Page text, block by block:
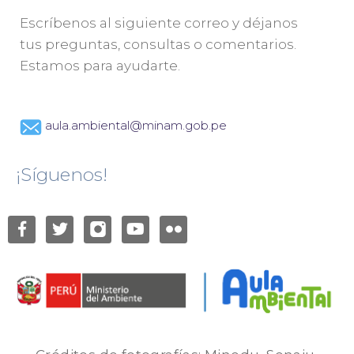
Escríbenos al siguiente correo y déjanos
tus preguntas, consultas o comentarios.
Estamos para ayudarte.
aula.ambiental@minam.gob.pe
¡Síguenos!